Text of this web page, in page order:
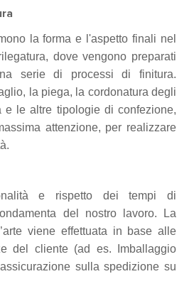
la forma e l'aspetto finali nel
dove vengono preparati
serie di processi di finitura.
la piega, la cordonatura degli
e le altre tipologie di confezione,
attenzione, per realizzare
e rispetto dei tempi di
del nostro lavoro. La
viene effettuata in base alle
del cliente (ad es. Imballaggio
sulla spedizione su